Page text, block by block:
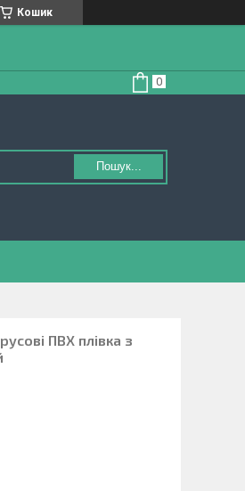
Кошик
Пошук...
ПВХ плівка з